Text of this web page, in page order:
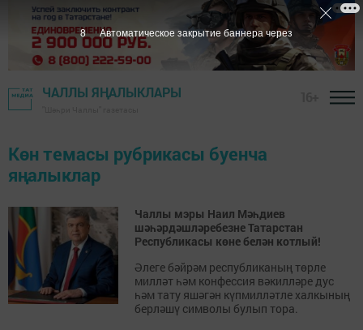
ЧАЛЛЫ ЯҢАЛЫКЛАРЫ
Көн темасы рубрикасы буенча
яңалыклар
Чаллы мэры Наил Мәһдиев
шәһәрдәшләребезне Татарстан
Республикасы көне белән котлый!
Әлеге бәйрәм республиканың төрле
милләт һәм конфессия вәкилләре дус
һәм тату яшәгән күпмилләтле халкының
берләшү символы булып тора.
8 Автоматическое закрытие баннера через